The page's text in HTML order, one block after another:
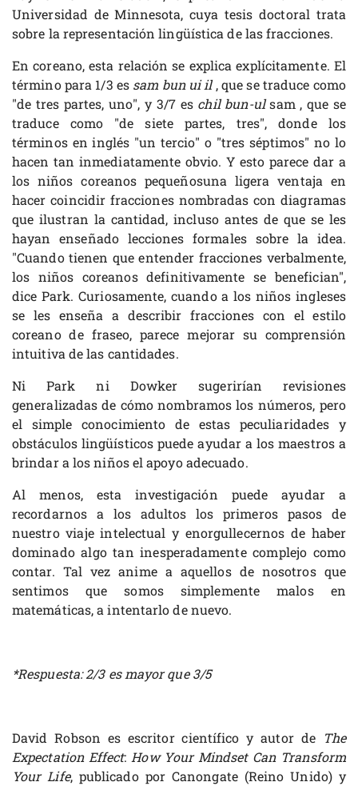
Universidad de Minnesota, cuya tesis doctoral trata
sobre la representación lingüística de las fracciones.
En coreano, esta relación se explica explícitamente. El
término para 1/3 es sam bun ui il, que se traduce como
"de tres partes, uno", y 3/7 es chil bun-ulsam , que se
traduce como "de siete partes, tres", donde los
términos en inglés "un tercio" o "tres séptimos" no lo
hacen tan inmediatamente obvio. Y esto parece dar a
los niños coreanos pequeñosuna ligera ventaja en
hacer coincidir fracciones nombradas con diagramas
que ilustran la cantidad, incluso antes de que se les
hayan enseñado lecciones formales sobre la idea.
"Cuando tienen que entender fracciones verbalmente,
los niños coreanos definitivamente se benefician",
dice Park. Curiosamente, cuando a los niños ingleses
se les enseña a describir fracciones con el estilo
coreano de fraseo, parece mejorar su comprensión
intuitiva de las cantidades.
Ni Park ni Dowker sugerirían revisiones
generalizadas de cómo nombramos los números, pero
el simple conocimiento de estas peculiaridades y
obstáculos lingüísticos puede ayudar a los maestros a
brindar a los niños el apoyo adecuado.
Al menos, esta investigación puede ayudar a
recordarnos a los adultos los primeros pasos de
nuestro viaje intelectual y enorgullecernos de haber
dominado algo tan inesperadamente complejo como
contar. Tal vez anime a aquellos de nosotros que
sentimos que somos simplemente malos en
matemáticas, a intentarlo de nuevo.
*Respuesta: 2/3 es mayor que 3/5
David Robson es escritor científico y autor de The
Expectation Effect:How Your Mindset Can Transform
Your Life, publicado por Canongate (Reino Unido) y